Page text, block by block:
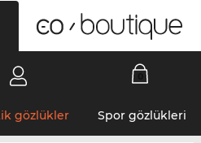
gözlükler Spor gözlükleri